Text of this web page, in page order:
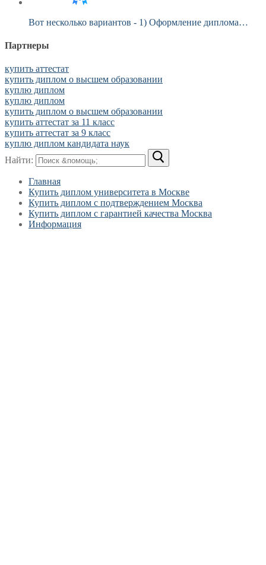
Вот несколько вариантов - 1) Оформление диплома…
Партнеры
купить аттестат
купить диплом о высшем образовании
куплю диплом
куплю диплом
купить диплом о высшем образовании
купить аттестат за 11 класс
купить аттестат за 9 класс
куплю диплом кандидата наук
Найти:
Главная
Купить диплом университета в Москве
Купить диплом с подтверждением Москва
Купить диплом с гарантией качества Москва
Информация